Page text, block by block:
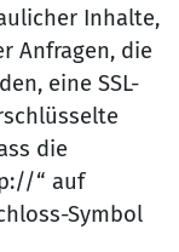
Inhalte,
Anfragen, die
eine SSL-
die
“ auf
Symbol